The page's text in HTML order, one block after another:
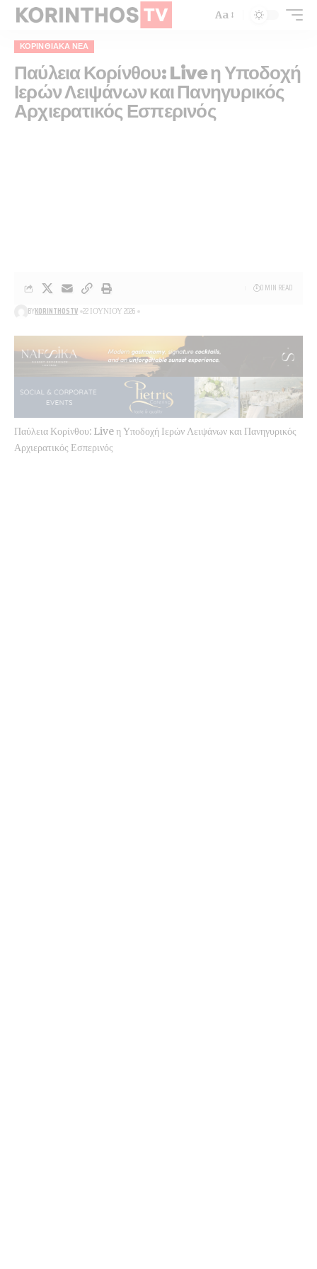
Aa
ΚΟΡΙΝΘΙΑΚΆ ΝΈΑ
Παύλεια Κορίνθου: Live η Υποδοχή
Ιερών Λειψάνων και Πανηγυρικός
Αρχιερατικός Εσπερινός
BYKORINTHOSTV 22 ΙΟΥΝΊΟΥ 2026
0 MIN READ
Παύλεια Κορίνθου: Live η Υποδοχή Ιερών Λειψάνων και Πανηγυρικός
Αρχιερατικός Εσπερινός